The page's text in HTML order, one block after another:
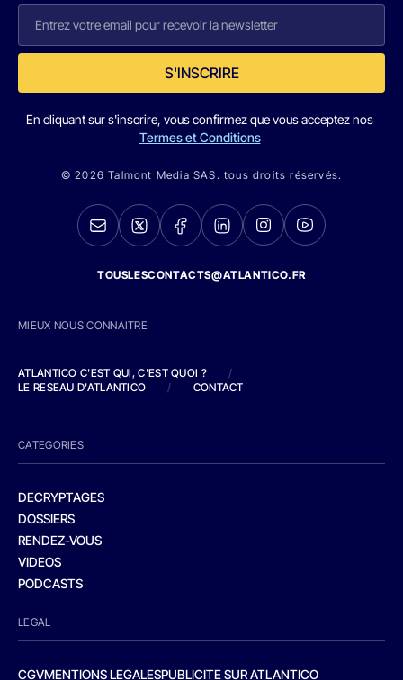
S'INSCRIRE
En cliquant sur s'inscrire, vous confirmez que vous acceptez nos
Termes et Conditions
© 2026 Talmont Media SAS. tous droits réservés.
TOUSLESCONTACTS@ATLANTICO.FR
MIEUX NOUS CONNAITRE
ATLANTICO C'EST QUI, C'EST QUOI ?
/
LE RESEAU D'ATLANTICO
/ CONTACT
CATEGORIES
DECRYPTAGES
DOSSIERS
RENDEZ-VOUS
VIDEOS
PODCASTS
LEGAL
CGVMENTIONS LEGALESPUBLICITE SUR ATLANTICO